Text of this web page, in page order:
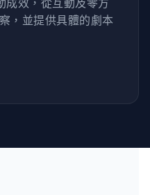
成效，從互動及零方
，並提供具體的劇本